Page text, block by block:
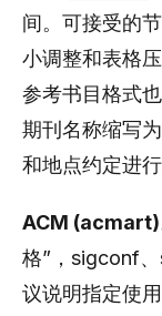
间。可接受的
小调整和表格
参考书目格式
期刊名称缩写
和地点约定进行
ACM (acmart)
格”，sigconf
议说明指定使